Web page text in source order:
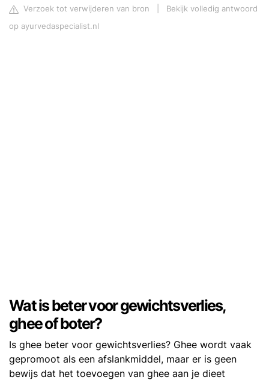
Verzoek tot verwijderen van bron
Bekijk volledig antwoord
op ayurvedaspecialist.nl
Wat is beter voor gewichtsverlies,
ghee of boter?
Is ghee beter voor gewichtsverlies? Ghee wordt vaak
gepromoot als een afslankmiddel, maar er is geen
bewijs dat het toevoegen van ghee aan je dieet